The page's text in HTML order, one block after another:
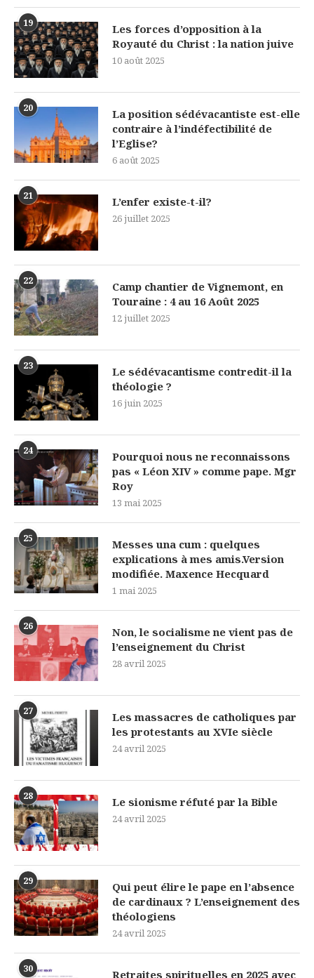
19
Les forces d’opposition à la
Royauté du Christ : la nation juive
10 août 2025
20
La position sédévacantiste est-elle
contraire à l’indéfectibilité de
l’Eglise?
6 août 2025
21 L’enfer existe-t-il?
26 juillet 2025
22
Camp chantier de Vignemont, en
Touraine : 4 au 16 Août 2025
12 juillet 2025
23
Le sédévacantisme contredit-il la
théologie ?
16 juin 2025
24
Pourquoi nous ne reconnaissons
pas « Léon XIV » comme pape. Mgr
Roy
13 mai 2025
25
Messes una cum : quelques
explications à mes amis.Version
modifiée. Maxence Hecquard
1 mai 2025
26
Non, le socialisme ne vient pas de
l’enseignement du Christ
28 avril 2025
27
Les massacres de catholiques par
les protestants au XVIe siècle
24 avril 2025
28 Le sionisme réfuté par la Bible
24 avril 2025
29
Qui peut élire le pape en l’absence
de cardinaux ? L’enseignement des
théologiens
24 avril 2025
30
Retraites spirituelles en 2025 avec